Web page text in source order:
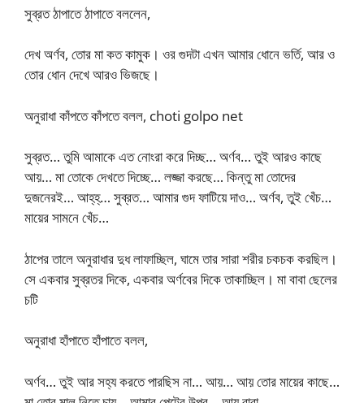
সুব্রত ঠাপাতে ঠাপাতে বললেন,
দেখ অর্ণব, তোর মা কত কামুক। ওর গুদটা এখন আমার ধোনে ভর্তি, আর ও
তোর ধোন দেখে আরও ভিজছে।
অনুরাধা কাঁপতে কাঁপতে বলল, choti golpo net
সুব্রত… তুমি আমাকে এত নোংরা করে দিচ্ছ… অর্ণব… তুই আরও কাছে
আয়… মা তোকে দেখতে দিচ্ছে… লজ্জা করছে… কিন্তু মা তোদের
দুজনেরই… আহ্‌হ্‌… সুব্রত… আমার গুদ ফাটিয়ে দাও… অর্ণব, তুই খেঁচ…
মায়ের সামনে খেঁচ…
ঠাপের তালে অনুরাধার দুধ লাফাচ্ছিল, ঘামে তার সারা শরীর চকচক করছিল।
সে একবার সুব্রতর দিকে, একবার অর্ণবের দিকে তাকাচ্ছিল। মা বাবা ছেলের
চটি
অনুরাধা হাঁপাতে হাঁপাতে বলল,
অর্ণব… তুই আর সহ্য করতে পারছিস না… আয়… আয় তোর মায়ের কাছে…